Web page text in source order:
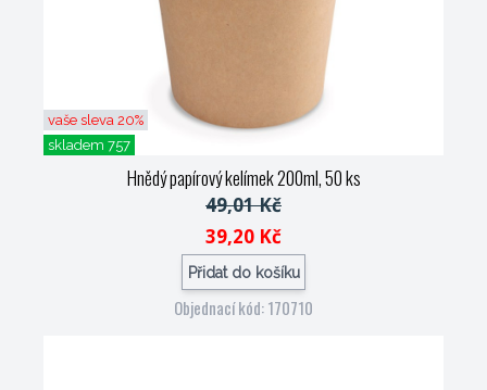
vaše sleva 20%
skladem 757
Hnědý papírový kelímek 200ml, 50 ks
49,01 Kč
39,20 Kč
Přidat do košíku
Objednací kód: 170710